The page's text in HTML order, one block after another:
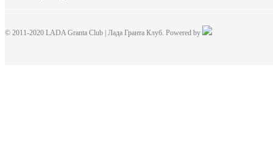
© 2011-2020 LADA Granta Club | Лада Гранта Клуб. Powered by